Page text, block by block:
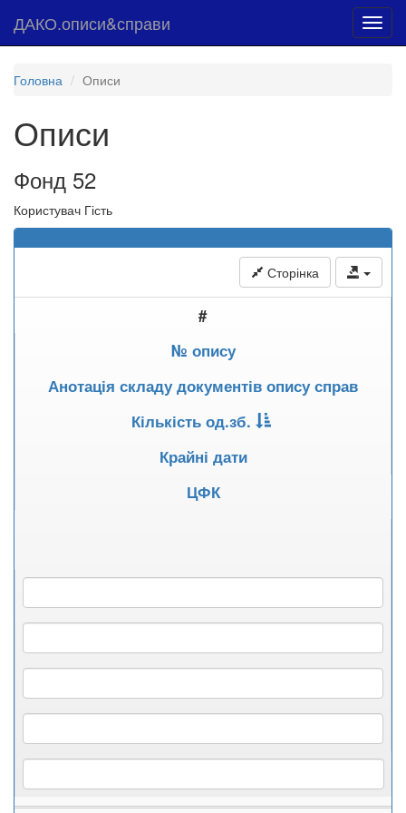
ДАКО.описи&справи
Головна Описи
Описи
Фонд 52
Користувач Гість
Сторінка
#
№ опису
Анотація складу документів опису справ
Кількість од.зб.
Крайні дати
ЦФК